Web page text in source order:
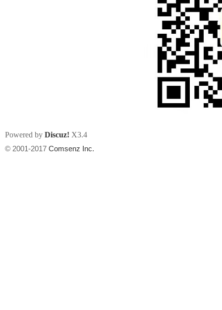
Powered by Discuz! X3.4
© 2001-2017 Comsenz Inc.